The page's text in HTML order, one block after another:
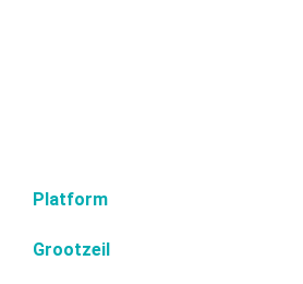
Platform
Grootzeil